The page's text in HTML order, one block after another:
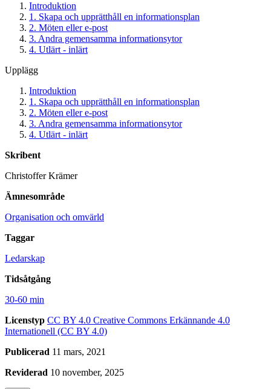
Introduktion
1. Skapa och upprätthåll en informationsplan
2. Möten eller e-post
3. Andra gemensamma informationsytor
4. Utlärt - inlärt
Upplägg
Introduktion
1. Skapa och upprätthåll en informationsplan
2. Möten eller e-post
3. Andra gemensamma informationsytor
4. Utlärt - inlärt
Skribent
Christoffer Krämer
Ämnesområde
Organisation och omvärld
Taggar
Ledarskap
Tidsåtgång
30-60 min
Licenstyp CC BY 4.0 Creative Commons Erkännande 4.0
Internationell (CC BY 4.0)
Publicerad 11 mars, 2021
Reviderad 10 november, 2025